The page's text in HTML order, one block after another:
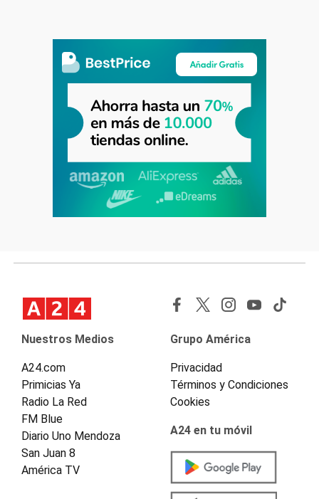
Nuestros Medios
A24.com
Primicias Ya
Radio La Red
FM Blue
Diario Uno Mendoza
San Juan 8
América TV
Grupo América
Privacidad
Términos y Condiciones
Cookies
A24 en tu móvil